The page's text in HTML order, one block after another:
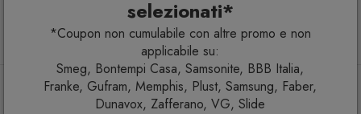
selezionati*
*Coupon non cumulabile con altre promo e non
applicabile su:
Smeg, Bontempi Casa, Samsonite, BBB Italia,
Franke, Gufram, Memphis, Plust, Samsung, Faber,
Dunavox, Zafferano, VG, Slide
Home Tavola
Ciotole
I Senza Tempo Oro e Argento Coppetta Argento Bitossi
Home